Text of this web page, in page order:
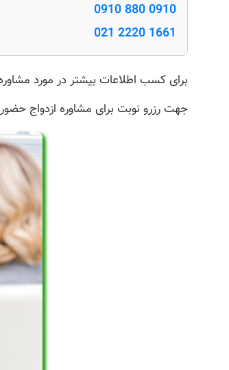
0910 880 0910
021 2220 1661
برای کسب اطلاعات بیشتر در مورد
جهت رزرو نوبت برای مشاوره ازدواج حضوری تهران با تلفن 02122201661 و یا